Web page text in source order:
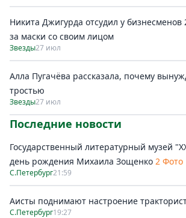
Никита Джигурда отсудил у бизнесменов
за маски со своим лицом
Звезды27 июл
Алла Пугачёва рассказала, почему
тростью
Звезды27 июл
Последние новости
Государственный литературный музей
день рождения Михаила Зощенко 2 Фото
С.Петербург21:59
Аисты поднимают настроение
С.Петербург19:27